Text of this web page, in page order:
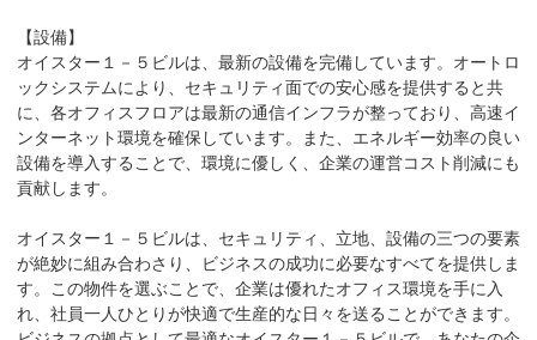
【設備】
オイスター１－５ビルは、最新の設備を完備しています。オートロ
ックシステムにより、セキュリティ面での安心感を提供すると共
に、各オフィスフロアは最新の通信インフラが整っており、高速イ
ンターネット環境を確保しています。また、エネルギー効率の良い
設備を導入することで、環境に優しく、企業の運営コスト削減にも
貢献します。
オイスター１－５ビルは、セキュリティ、立地、設備の三つの要素
が絶妙に組み合わさり、ビジネスの成功に必要なすべてを提供しま
す。この物件を選ぶことで、企業は優れたオフィス環境を手に入
れ、社員一人ひとりが快適で生産的な日々を送ることができます。